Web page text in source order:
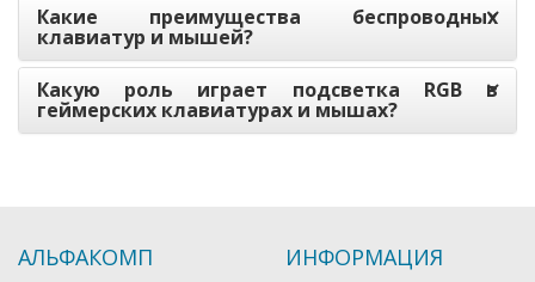
Какие преимущества беспроводных
клавиатур и мышей?
Какую роль играет подсветка RGB в
геймерских клавиатурах и мышах?
АЛЬФАКОМП ИНФОРМАЦИЯ